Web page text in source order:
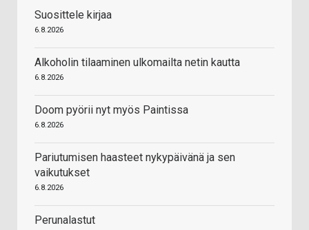
Suosittele kirjaa
6.8.2026
Alkoholin tilaaminen ulkomailta netin kautta
6.8.2026
Doom pyörii nyt myös Paintissa
6.8.2026
Pariutumisen haasteet nykypäivänä ja sen
vaikutukset
6.8.2026
Perunalastut